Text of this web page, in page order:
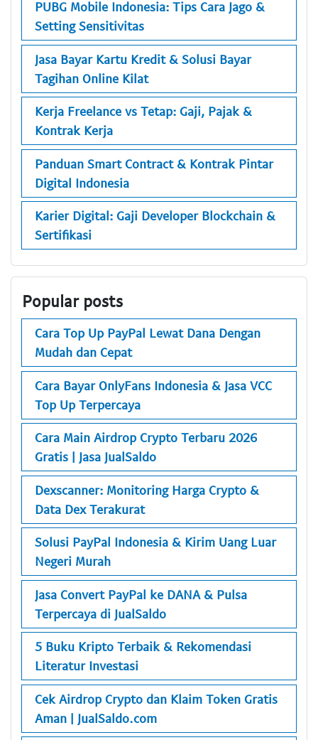
PUBG Mobile Indonesia: Tips Cara Jago &
Setting Sensitivitas
Jasa Bayar Kartu Kredit & Solusi Bayar
Tagihan Online Kilat
Kerja Freelance vs Tetap: Gaji, Pajak &
Kontrak Kerja
Panduan Smart Contract & Kontrak Pintar
Digital Indonesia
Karier Digital: Gaji Developer Blockchain &
Sertifikasi
Popular posts
Cara Top Up PayPal Lewat Dana Dengan
Mudah dan Cepat
Cara Bayar OnlyFans Indonesia & Jasa VCC
Top Up Terpercaya
Cara Main Airdrop Crypto Terbaru 2026
Gratis | Jasa JualSaldo
Dexscanner: Monitoring Harga Crypto &
Data Dex Terakurat
Solusi PayPal Indonesia & Kirim Uang Luar
Negeri Murah
Jasa Convert PayPal ke DANA & Pulsa
Terpercaya di JualSaldo
5 Buku Kripto Terbaik & Rekomendasi
Literatur Investasi
Cek Airdrop Crypto dan Klaim Token Gratis
Aman | JualSaldo.com